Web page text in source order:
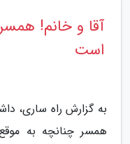
آقا و خانم!
است
به گزارش راه ساری،
همسر چنانچه به